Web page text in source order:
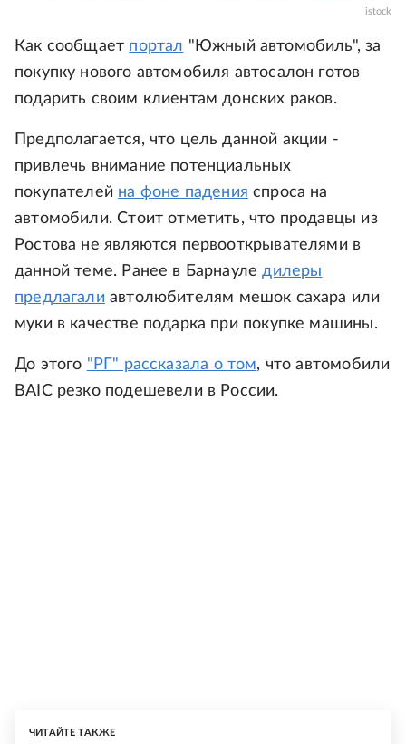
istock
Как сообщает портал "Южный автомобиль", за
покупку нового автомобиля автосалон готов
подарить своим клиентам донских раков.
Предполагается, что цель данной акции -
привлечь внимание потенциальных
покупателей на фоне падения спроса на
автомобили. Стоит отметить, что продавцы из
Ростова не являются первооткрывателями в
данной теме. Ранее в Барнауледилеры
предлагали автолюбителям мешок сахара или
муки в качестве подарка при покупке машины.
До этого "РГ" рассказала о том, что автомобили
BAIC резко подешевели в России.
ЧИТАЙТЕ ТАКЖЕ